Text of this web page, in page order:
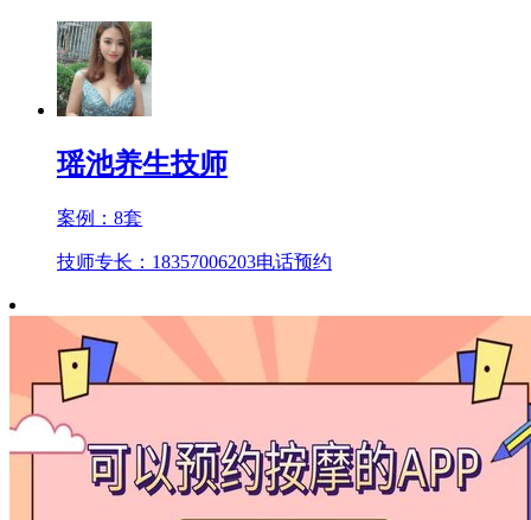
瑶池养生技师
案例： 8套
技师专长：18357006203电话预约